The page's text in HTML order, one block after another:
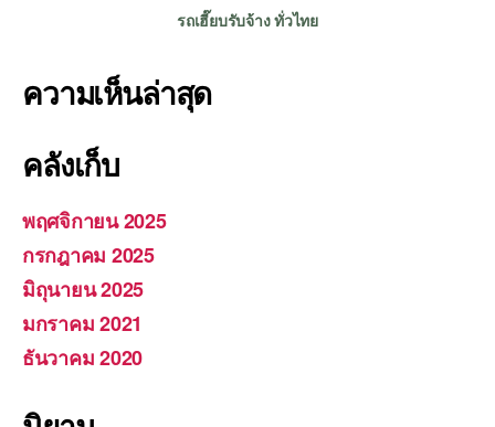
รถเฮี๊ยบรับจ้าง ทั่วไทย
ความเห็นล่าสุด
คลังเก็บ
พฤศจิกายน 2025
กรกฎาคม 2025
มิถุนายน 2025
มกราคม 2021
ธันวาคม 2020